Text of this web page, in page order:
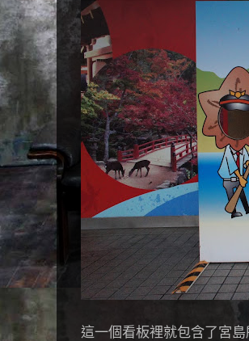
這一個看板裡就包含了宮